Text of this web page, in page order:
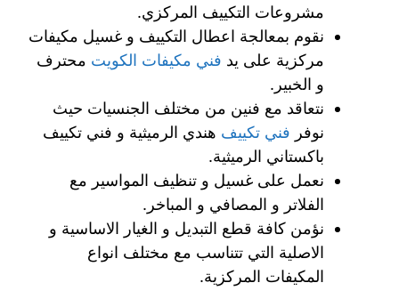
مشروعات التكييف المركزي.
نقوم بمعالجة اعطال التكييف و غسيل مكيفات
مركزية على يد فني مكيفات الكويت محترف
و الخبير.
نتعاقد مع فنين من مختلف الجنسيات حيث
نوفر فني تكييف هندي الرميثية و فني تكييف
باكستاني الرميثية.
نعمل على غسيل و تنظيف المواسير مع
الفلاتر و المصافي و المباخر.
نؤمن كافة قطع التبديل و الغيار الاساسية و
الاصلية التي تتناسب مع مختلف انواع
المكيفات المركزية.